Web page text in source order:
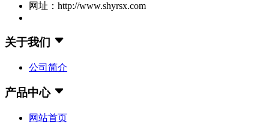
网址：http://www.shyrsx.com
关于我们
公司简介
产品中心
网站首页